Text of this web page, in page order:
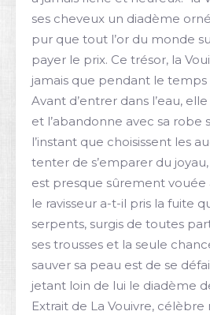
ses cheveux un diadème
pur que tout l’or du monde
payer le prix. Ce trésor, la
jamais que pendant le temps
Avant d’entrer dans l’eau,
et l’abandonne avec sa robe
l’instant que choisissent les
tenter de s’emparer du
est presque sûrement vouée
le ravisseur a-t-il pris la fuite
serpents, surgis de toutes
ses trousses et la seule
sauver sa peau est de se
jetant loin de lui le diadème
Extrait de La Vouivre,